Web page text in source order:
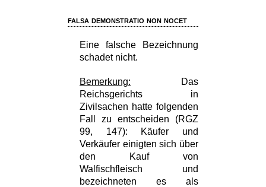
falsa demonstratio non nocet
Eine falsche Bezeichnung
schadet nicht.
Bemerkung: Das
Reichsgerichts in
Zivilsachen hatte folgenden
Fall zu entscheiden (RGZ
99, 147): Käufer und
Verkäufer einigten sich über
den Kauf von
Walfischfleisch und
bezeichneten es als